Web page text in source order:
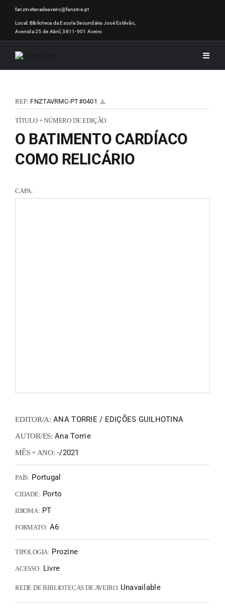
Skip
content
fanzinetecadeaveiro@fanzine.pt
Local: Biblioteca da Escola Secundária José Estêvão,
Avenida 25 de Abril, 3811-901 Aveiro
Toggle
REF: FNZTAVRMC-PT#0401
TÍTULO + NÚMERO DE EDIÇÃO
O BATIMENTO CARDÍACO
COMO RELICÁRIO
CAPA:
EDITOR/A: ANA TORRIE / EDIÇÕES GUILHOTINA
AUTOR/ES: Ana Torrie
MÊS + ANO: -/2021
PAÍS: Portugal
CIDADE: Porto
IDIOMA: PT
FORMATO: A6
TIPOLOGIA: Prozine
ACESSO: Livre
REDE DE BIBLIOTECAS DE AVEIRO: Unavailable